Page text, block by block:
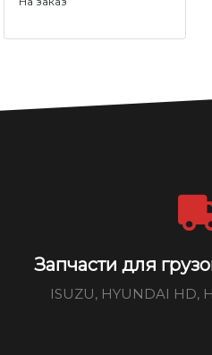
Запчасти для
ISUZU, HYUNDAI HD,